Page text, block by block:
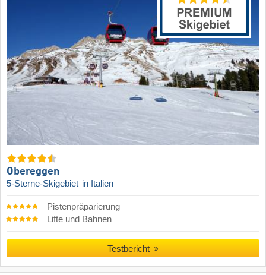
Obereggen
5-Sterne-Skigebiet in Italien
Pistenpräparierung
Lifte und Bahnen
Testbericht